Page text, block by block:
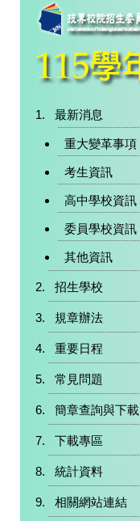
最新消息
重大變革事項
考生資訊
高中學校資訊
委員學校資訊
其他資訊
招生學校
規章辦法
重要日程
常見問題
簡章查詢與下載
下載專區
統計資料
相關網站連結